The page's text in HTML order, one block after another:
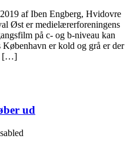
af Iben Engberg, Hvidovre
Øst er medielærerforeningens
på c- og b-niveau kan
er kold og grå er der
i […]
ud